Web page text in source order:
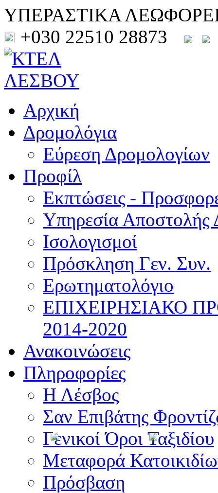
ΥΠΕΡΑΣΤΙΚΑ
+030 22510 28873
Αρχική
Δρομολόγια
Εύρεση Δρομολογίων
Προφίλ
Εκπτώσεις -
Υπηρεσία Αποστολής
Ισολογισμοί
Πρόσκληση Γεν. Συν.
Ερωτηματολόγιο
ΕΠΙΧΕΙΡΗΣΙΑΚΟ
2014-2020
Ανακοινώσεις
Πληροφορίες
Η Λέσβος
Σαν Επιβάτης
Γενικοί Όροι Ταξιδίου
Μεταφορά
Πρόσβαση